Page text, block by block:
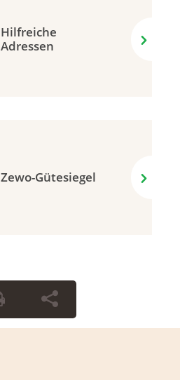
Hilfreiche
Adressen
Zewo-Gütesiegel